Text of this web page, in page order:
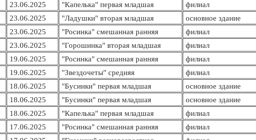
23.06.2025 "Капелька" первая младшая филиал
23.06.2025 "Ладушки" вторая младшая основное здание
23.06.2025 "Росинка" смешанная ранняя филиал
23.06.2025 "Горошинка" вторая младшая филиал
19.06.2025 "Росинка" смешанная ранняя филиал
19.06.2025 "Звездочеты" средняя филиал
18.06.2025 "Бусинки" первая младшая основное здание
18.06.2025 "Бусинки" первая младшая основное здание
18.06.2025 "Капелька" первая младшая филиал
17.06.2025 "Росинка" смешанная ранняя филиал